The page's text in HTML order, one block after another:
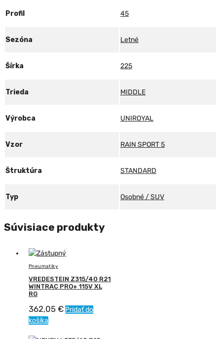
Profil 45
Sezóna Letné
Šírka 225
Trieda MIDDLE
Výrobca UNIROYAL
Vzor RAIN SPORT 5
Štruktúra STANDARD
Typ Osobné / SUV
Súvisiace produkty
Pneumatiky
VREDESTEIN Z315/40 R21
WINTRAC PRO+ 115V XL
RG
362,05 € Pridať do
košíka